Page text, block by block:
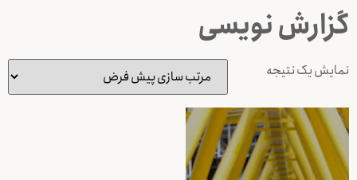
گزارش نویسی
نمایش یک نتیجه